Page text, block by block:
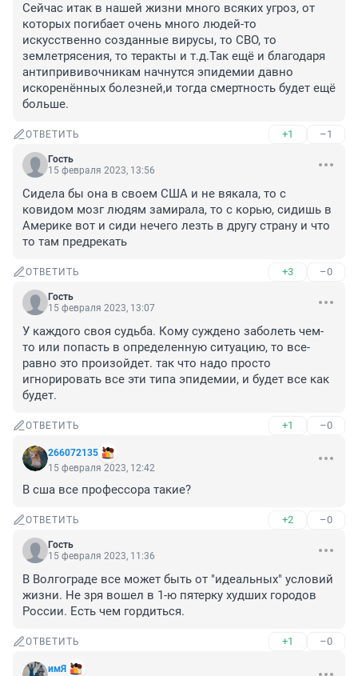
Сейчас итак в нашей жизни много всяких угроз, от
которых погибает очень много людей-то
искусственно созданные вирусы, то СВО, то
землетрясения, то теракты и т.д.Так ещё и благодаря
антипрививочникам начнутся эпидемии давно
искоренённых болезней,и тогда смертность будет ещё
больше.
ОТВЕТИТЬ +1 –1
Гость
15 февраля 2023, 13:56
Сидела бы она в своем США и не вякала, то с
ковидом мозг людям замирала, то с корью, сидишь в
Америке вот и сиди нечего лезть в другу страну и что
то там предрекать
ОТВЕТИТЬ +3 –0
Гость
15 февраля 2023, 13:07
У каждого своя судьба. Кому суждено заболеть чем-
то или попасть в определенную ситуацию, то все-
равно это произойдет. так что надо просто
игнорировать все эти типа эпидемии, и будет все как
будет.
ОТВЕТИТЬ +1 –0
266072135
15 февраля 2023, 12:42
В сша все профессора такие?
ОТВЕТИТЬ +2 –0
Гость
15 февраля 2023, 11:36
В Волгограде все может быть от "идеальных" условий
жизни. Не зря вошел в 1-ю пятерку худших городов
России. Есть чем гордиться.
ОТВЕТИТЬ +1 –0
имЯ